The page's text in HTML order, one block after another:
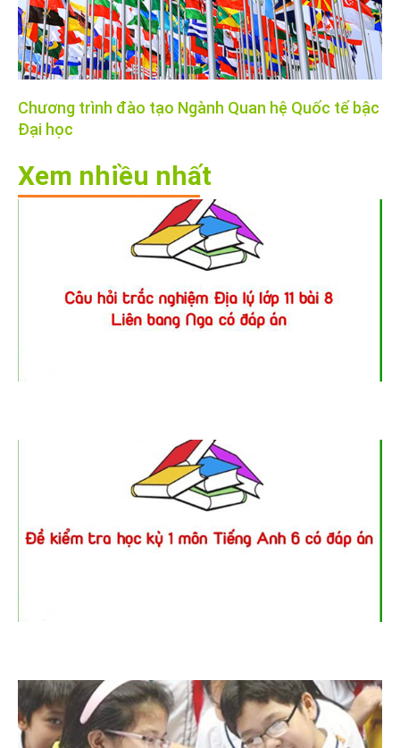
Chương trình đào tạo Ngành Quan hệ Quốc tế bậc
Đại học
Xem nhiều nhất